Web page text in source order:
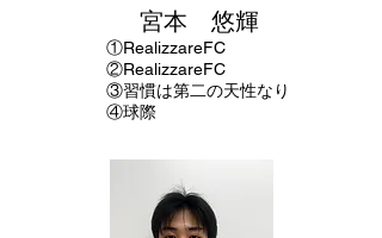
宮本 悠輝
①RealizzareFC
②RealizzareFC
③習慣は第二の天性なり
④球際